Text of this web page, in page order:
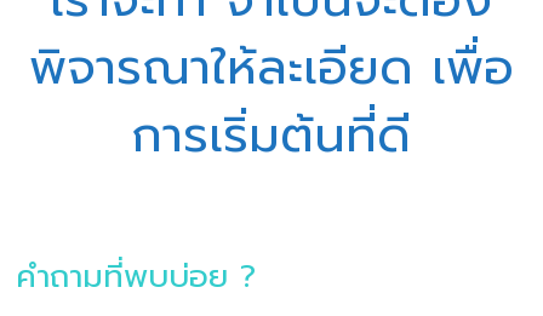
พิจารณาให้ละเอียด เพื่อ
การเริ่มต้นที่ดี
คำถามที่พบบ่อย ?